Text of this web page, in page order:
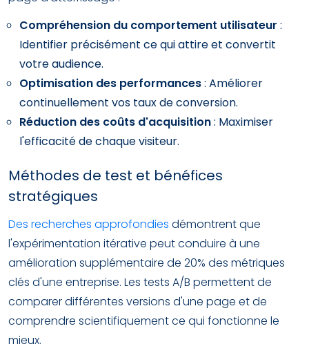
Compréhension du comportement utilisateur :
Identifier précisément ce qui attire et convertit
votre audience.
Optimisation des performances: Améliorer
continuellement vos taux de conversion.
Réduction des coûts d'acquisition: Maximiser
l'efficacité de chaque visiteur.
Méthodes de test et bénéfices
stratégiques
Des recherches approfondies démontrent que
l'expérimentation itérative peut conduire à une
amélioration supplémentaire de 20% des métriques
clés d'une entreprise. Les tests A/B permettent de
comparer différentes versions d'une page et de
comprendre scientifiquement ce qui fonctionne le
mieux.